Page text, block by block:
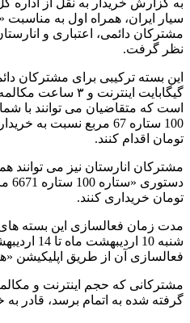
سیار ایران، همراه اول به
مشترکان دائمی، اعتباری و
نظر گرفت.
است که متقاضیان می توانند با
تومان اقدام کنند.
مشترکان انارستان نیز می توانند
تومان خریداری کنند.
مدت زمان فعالسازی این بسته
شنبه 10
فعالسازی آن از طریق اپلیکیشن
مشترکانی که حجم اینترنت و
گرفته شده به اتمام برسد، قادر